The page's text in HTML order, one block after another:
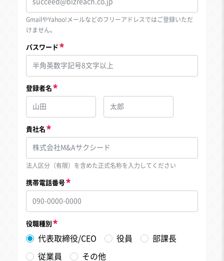
GmailやYahoo!メールなどのフリーアドレスではご登録いただ
けません。
パスワード
登録者名
貴社名
法人区分（有限）を含めた正式名称を入力してください
携帯電話番号
役職種別
代表取締役/CEO 役員 部課長
従業員 その他